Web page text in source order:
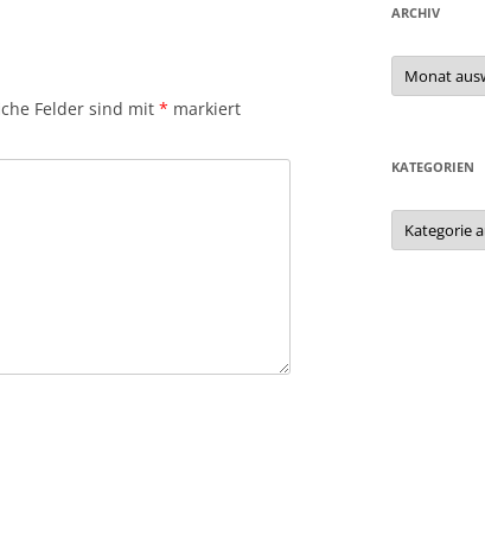
Felder sind mit * markiert
ARCHIV
Archiv
KATEGORIEN
Kategorien